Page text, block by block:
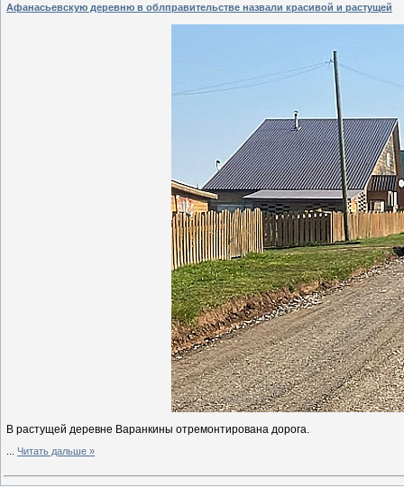
Афанасьевскую деревню в облправительстве назвали красивой и растущей
В растущей деревне Варанкины отремонтирована дорога.
Читать дальше »